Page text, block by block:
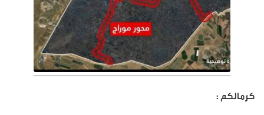
كرمالكم :